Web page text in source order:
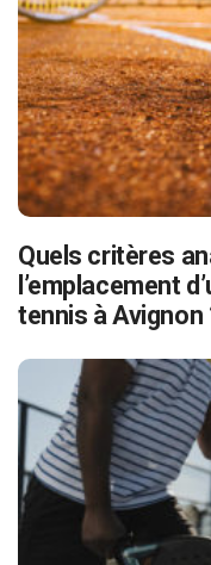
Quels critères
l’emplacement
tennis à Avignon